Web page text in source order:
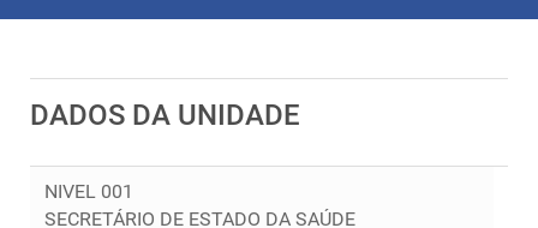
DADOS DA UNIDADE
NIVEL 001
SECRETÁRIO DE ESTADO DA SAÚDE